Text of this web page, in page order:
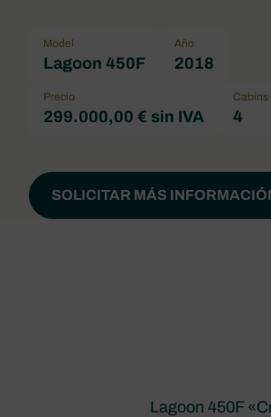
Model
Lagoon 450F
Año
2018
Precio
299.000,00 € sin IVA
Cabins
4
SOLICITAR MÁS
Lagoon 450F